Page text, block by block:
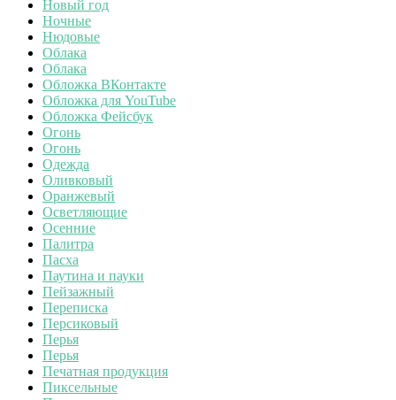
Новый год
Ночные
Нюдовые
Облака
Облака
Обложка ВКонтакте
Обложка для YouTube
Обложка Фейсбук
Огонь
Огонь
Одежда
Оливковый
Оранжевый
Осветляющие
Осенние
Палитра
Пасха
Паутина и пауки
Пейзажный
Переписка
Персиковый
Перья
Перья
Печатная продукция
Пиксельные